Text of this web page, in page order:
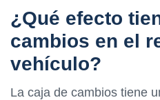
¿Qué efecto
cambios en el
vehículo?
La caja de cambios tiene